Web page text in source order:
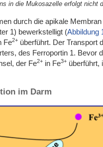
in die Mukosazelle erfolgt nicht
durch die apikale
1) bewerkstelligt (Abbildung
Fe2+überführt. Der Transport
des Ferroportin 1. Bevor
der Fe2+in Fe3+überführt,
im Darm